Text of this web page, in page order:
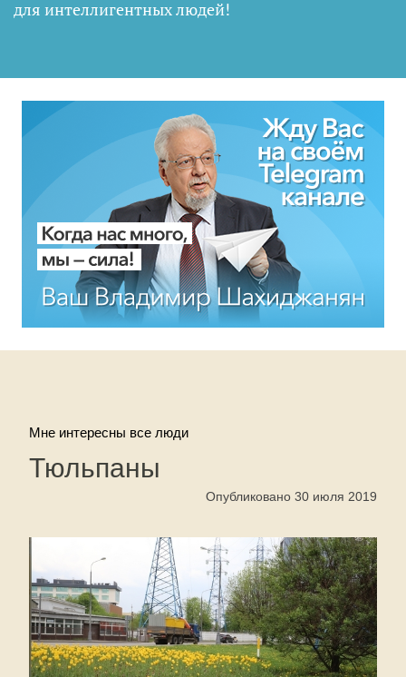
для интеллигентных людей!
Мне интересны все люди
Тюльпаны
Опубликовано 30 июля 2019